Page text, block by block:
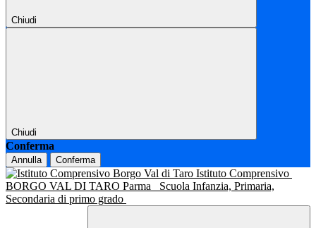
Chiudi
Chiudi
Conferma
Annulla Conferma
Istituto Comprensivo
BORGO VAL DI TARO Parma
Scuola Infanzia, Primaria,
Secondaria di primo grado